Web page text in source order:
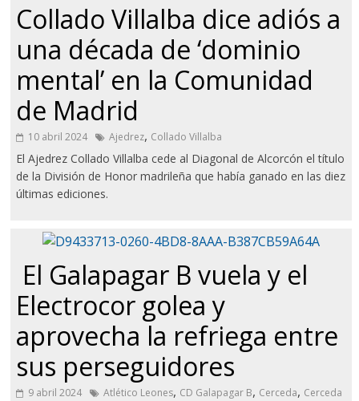
Collado Villalba dice adiós a
una década de ‘dominio
mental’ en la Comunidad
de Madrid
10 abril 2024 Ajedrez, Collado Villalba
El Ajedrez Collado Villalba cede al Diagonal de Alcorcón el título
de la División de Honor madrileña que había ganado en las diez
últimas ediciones.
​ El Galapagar B vuela y el
Electrocor golea y
aprovecha la refriega entre
sus perseguidores
9 abril 2024 Atlético Leones, CD Galapagar B, Cerceda, Cerceda